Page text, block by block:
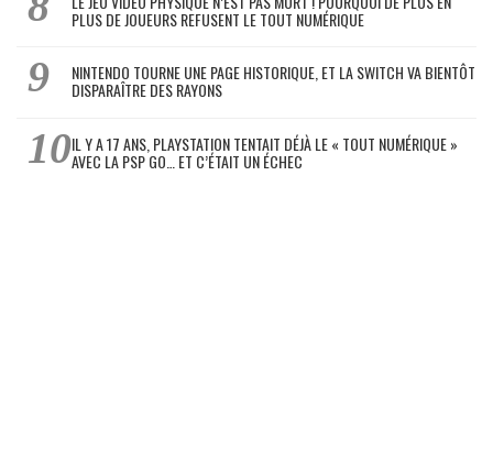
PLUS DE JOUEURS REFUSENT LE TOUT NUMÉRIQUE
NINTENDO TOURNE UNE PAGE HISTORIQUE, ET LA SWITCH VA BIENTÔT
DISPARAÎTRE DES RAYONS
IL Y A 17 ANS, PLAYSTATION TENTAIT DÉJÀ LE « TOUT NUMÉRIQUE »
AVEC LA PSP GO… ET C’ÉTAIT UN ÉCHEC